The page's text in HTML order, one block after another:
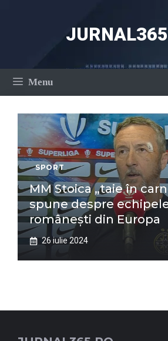
Menu
SPORT
MM Stoica „taie în
spune despre
românești din Europa
26 iulie 2024